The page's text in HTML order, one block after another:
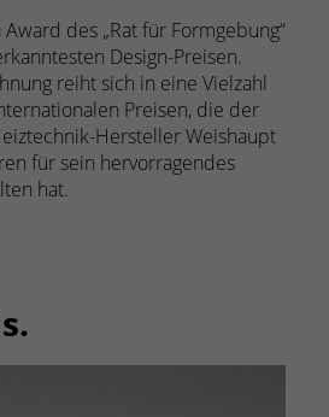
des „Rat für Formgebung“
Design-Preisen.
reiht sich in eine Vielzahl
Preisen, die der
Hersteller Weishaupt
für sein hervorragendes
hat.